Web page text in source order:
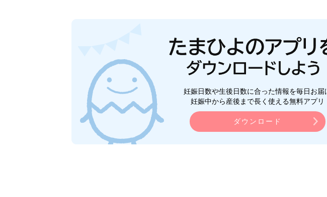
妊娠日数や生後日数に合った情報を毎日お届
妊娠中から産後まで長く使える無料アプリ
ダウンロード